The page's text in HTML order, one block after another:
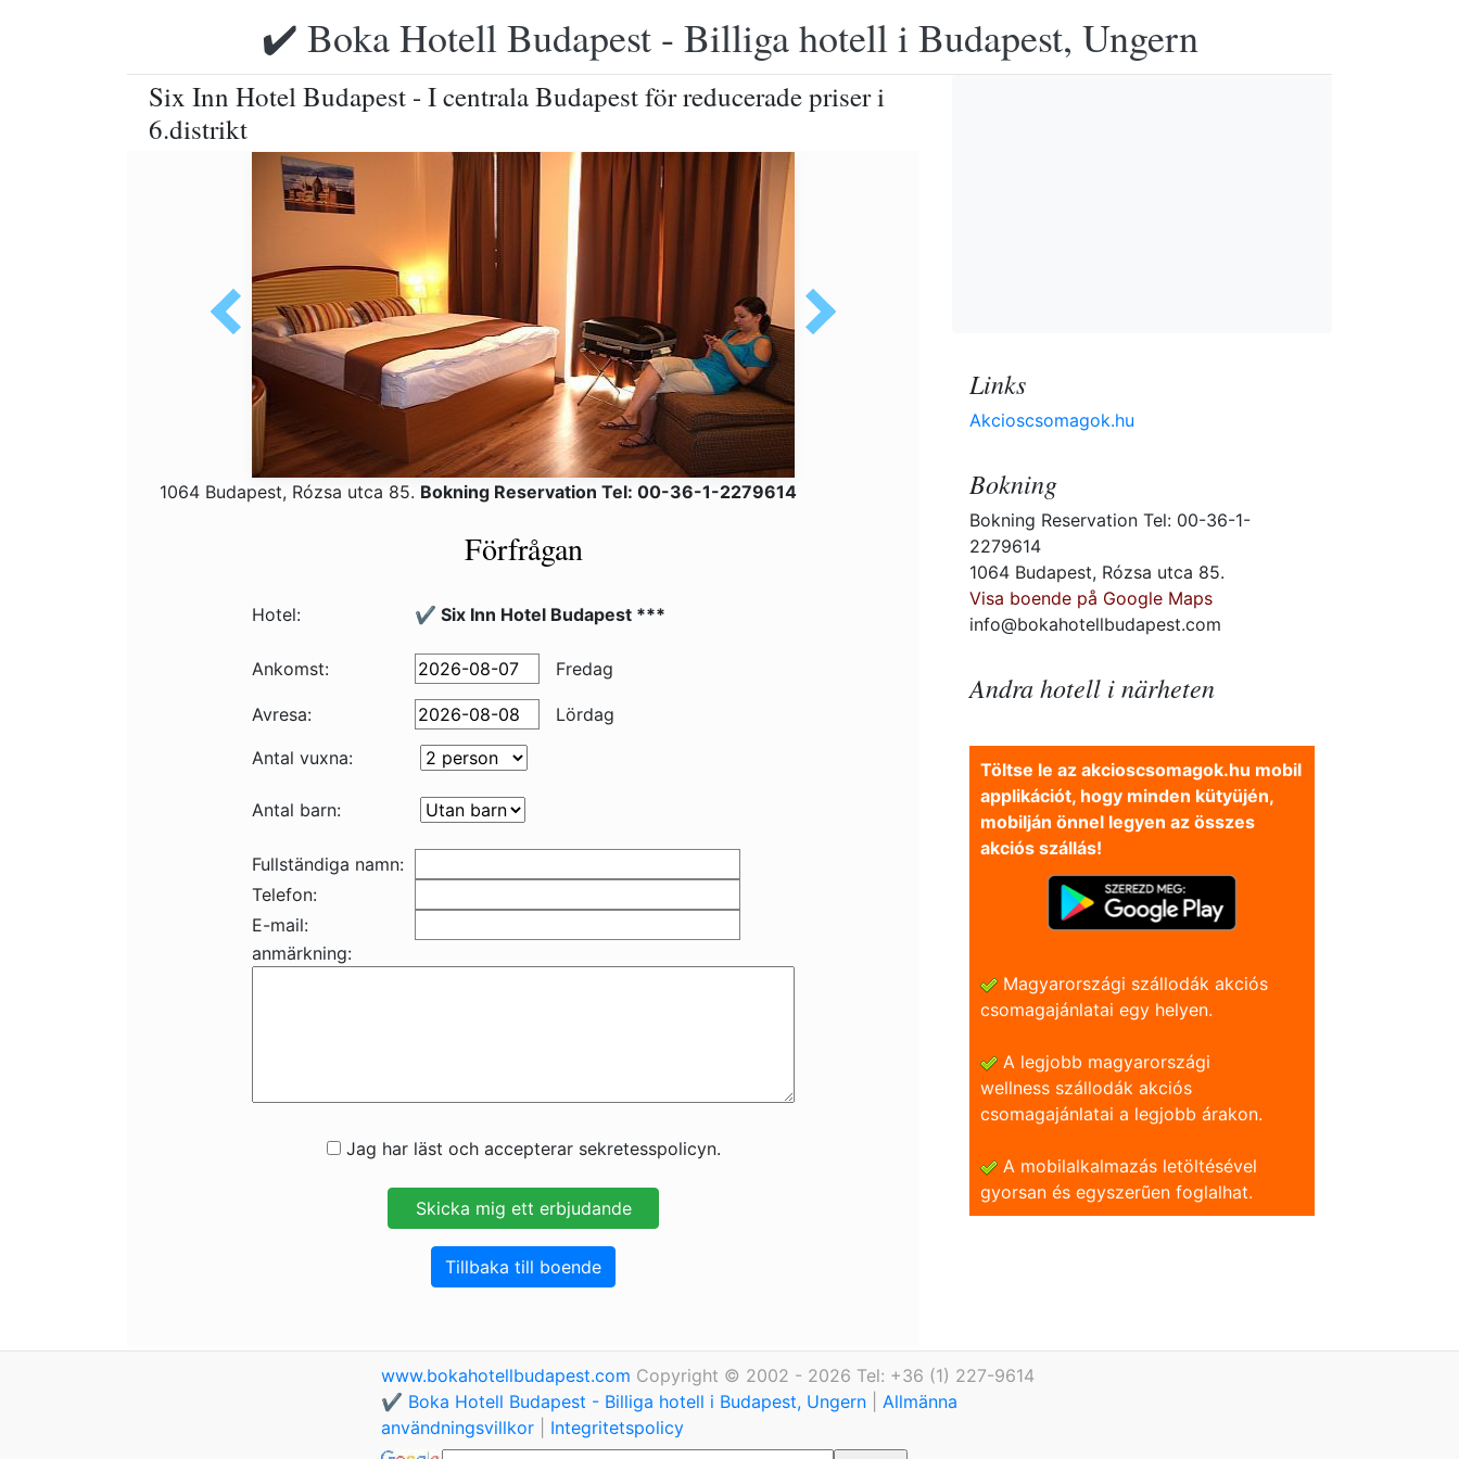
✔️ Boka Hotell Budapest - Billiga hotell i Budapest, Ungern
Six Inn Hotel Budapest - I centrala Budapest för reducerade priser i
6.distrikt
1064 Budapest, Rózsa utca 85. Bokning Reservation Tel: 00-36-1-2279614
Förfrågan
Hotel: ✔️ Six Inn Hotel Budapest ***
Ankomst: Fredag
Avresa:
Lördag
Antal vuxna:
Antal barn:
Fullständiga namn:
Telefon:
E-mail:
anmärkning:
Jag har läst och accepterar sekretesspolicyn.
Tillbaka till boende
Links
Akcioscsomagok.hu
Bokning
Bokning Reservation Tel: 00-36-1-
2279614
1064 Budapest, Rózsa utca 85.
Visa boende på Google Maps
info@bokahotellbudapest.com
Andra hotell i närheten
Töltse le az akcioscsomagok.hu mobil
applikációt, hogy minden kütyüjén,
mobilján önnel legyen az összes
akciós szállás!
Magyarországi szállodák akciós
csomagajánlatai egy helyen.
A legjobb magyarországi
wellness szállodák akciós
csomagajánlatai a legjobb árakon.
A mobilalkalmazás letöltésével
gyorsan és egyszerũen foglalhat.
www.bokahotellbudapest.com Copyright © 2002 - 2026 Tel: +36 (1) 227-9614
✔️ Boka Hotell Budapest - Billiga hotell i Budapest, Ungern
Allmänna
användningsvillkor
Integritetspolicy